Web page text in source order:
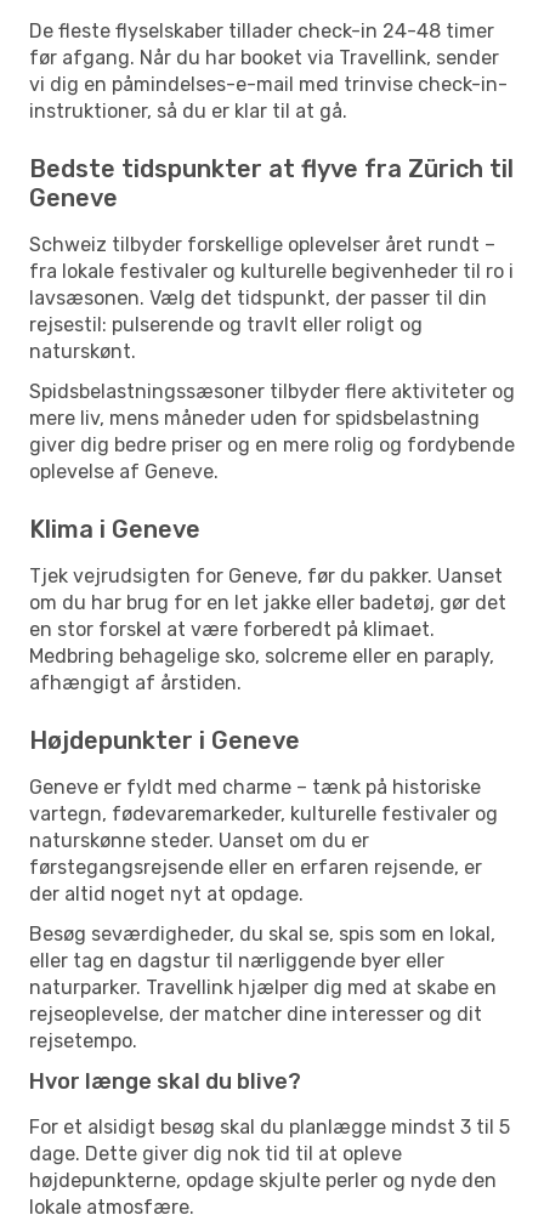
De fleste flyselskaber tillader check-in 24-48 timer
før afgang. Når du har booket via Travellink, sender
vi dig en påmindelses-e-mail med trinvise check-in-
instruktioner, så du er klar til at gå.
Bedste tidspunkter at flyve fra Zürich til
Geneve
Schweiz tilbyder forskellige oplevelser året rundt –
fra lokale festivaler og kulturelle begivenheder til ro i
lavsæsonen. Vælg det tidspunkt, der passer til din
rejsestil: pulserende og travlt eller roligt og
naturskønt.
Spidsbelastningssæsoner tilbyder flere aktiviteter og
mere liv, mens måneder uden for spidsbelastning
giver dig bedre priser og en mere rolig og fordybende
oplevelse af Geneve.
Klima i Geneve
Tjek vejrudsigten for Geneve, før du pakker. Uanset
om du har brug for en let jakke eller badetøj, gør det
en stor forskel at være forberedt på klimaet.
Medbring behagelige sko, solcreme eller en paraply,
afhængigt af årstiden.
Højdepunkter i Geneve
Geneve er fyldt med charme – tænk på historiske
vartegn, fødevaremarkeder, kulturelle festivaler og
naturskønne steder. Uanset om du er
førstegangsrejsende eller en erfaren rejsende, er
der altid noget nyt at opdage.
Besøg seværdigheder, du skal se, spis som en lokal,
eller tag en dagstur til nærliggende byer eller
naturparker. Travellink hjælper dig med at skabe en
rejseoplevelse, der matcher dine interesser og dit
rejsetempo.
Hvor længe skal du blive?
For et alsidigt besøg skal du planlægge mindst 3 til 5
dage. Dette giver dig nok tid til at opleve
højdepunkterne, opdage skjulte perler og nyde den
lokale atmosfære.